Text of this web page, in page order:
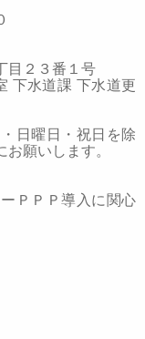
目２３番１号
下水道課 下水道更
日曜日・祝日を除
願いします。
ＰＰＰ導入に関心